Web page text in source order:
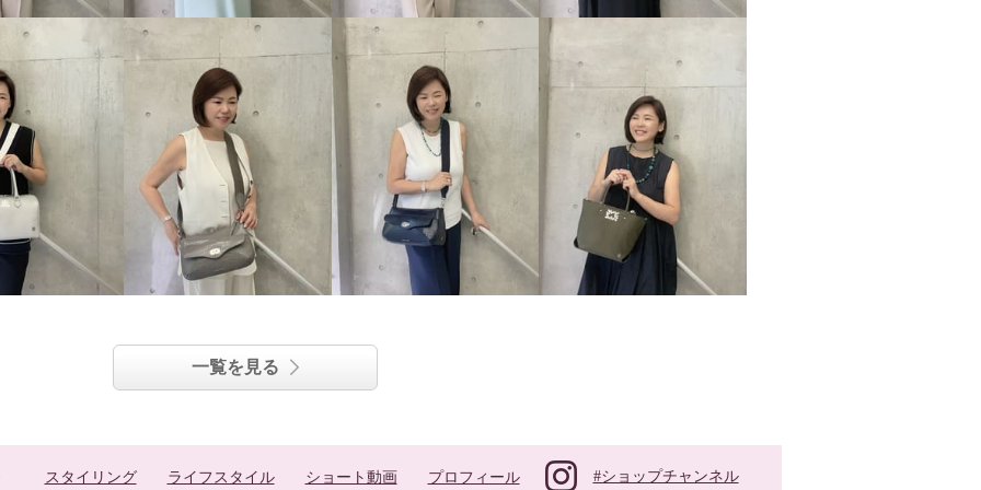
一覧を見る
スタイリング ライフスタイル ショート動画 プロフィール #ショップチャンネル